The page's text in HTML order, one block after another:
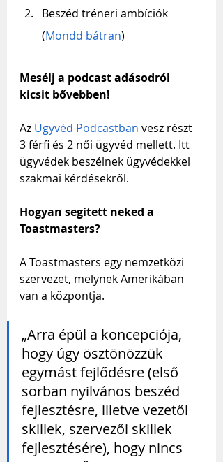
Beszéd tréneri ambíciók
(Mondd bátran)
Mesélj a podcast adásodról
kicsit bővebben!
Az Ügyvéd Podcastban vesz részt
3 férfi és 2 női ügyvéd mellett. Itt
ügyvédek beszélnek ügyvédekkel
szakmai kérdésekről.
Hogyan segített neked a
Toastmasters?
A Toastmasters egy nemzetközi
szervezet, melynek Amerikában
van a központja.
„Arra épül a koncepciója,
hogy úgy ösztönözzük
egymást fejlődésre (első
sorban nyilvános beszéd
fejlesztésre, illetve vezetői
skillek, szervezői skillek
fejlesztésére), hogy nincs